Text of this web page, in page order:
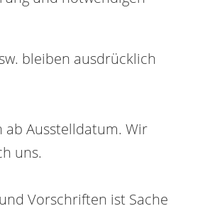
bleiben ausdrücklich
ab Ausstelldatum. Wir
uns.
Vorschriften ist Sache